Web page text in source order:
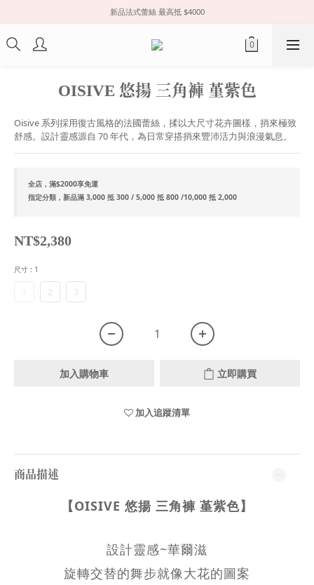
新品法式蕾絲 最高抵 $4000
OISIVE 悠揚 三角褲 堇紫色
Oisive 系列採用復古風格的法國蕾絲，揉以大尺寸花卉圖樣，捎來極致
舒感。設計靈感源自 70 年代，為日常穿搭捎來豐沛活力與浪漫氣息。
全店，滿$2000享免運
指定分類，新品滿 3,000 抵 300 / 5,000 抵 800 /10,000 抵 2,000
NT$2,380
尺寸 : 1
2 3
加入購物車 立即購買
加入追蹤清單
商品描述
【OISIVE 悠揚 三角褲 堇紫色】
設計靈感~華爾滋
旋轉交替的舞步就像大花的圖案